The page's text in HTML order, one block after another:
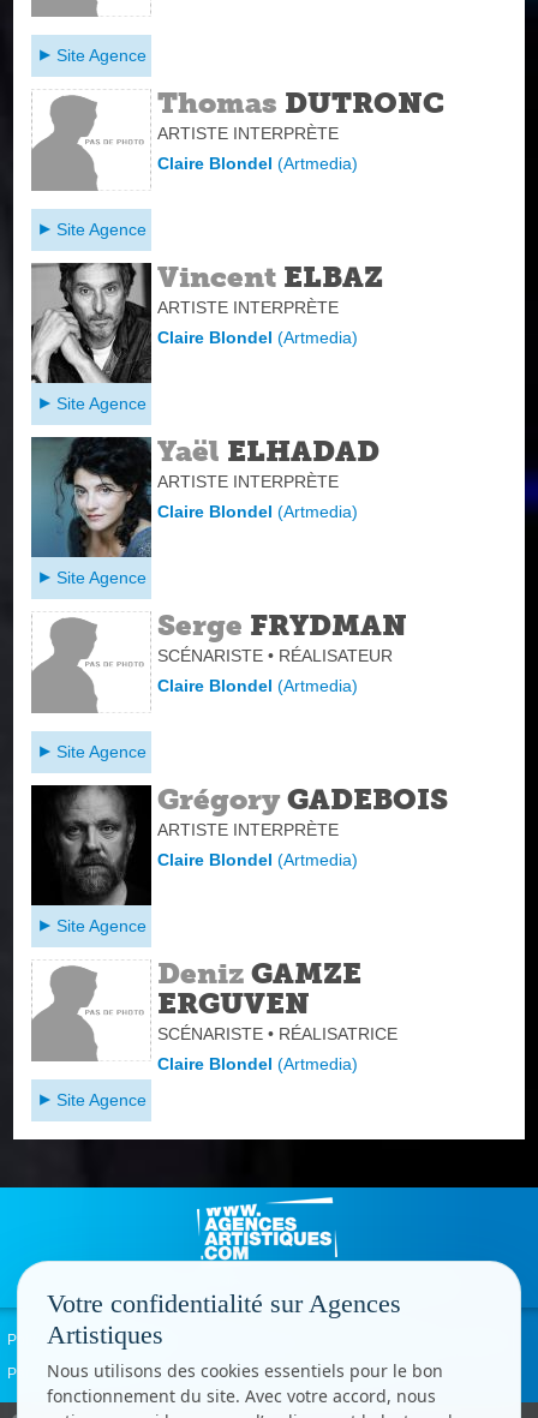
Site Agence
Thomas DUTRONC
ARTISTE INTERPRÈTE
Claire Blondel(Artmedia)
Site Agence
Vincent ELBAZ
ARTISTE INTERPRÈTE
Claire Blondel(Artmedia)
Site Agence
Yaël ELHADAD
ARTISTE INTERPRÈTE
Claire Blondel(Artmedia)
Site Agence
Serge FRYDMAN
SCÉNARISTE • RÉALISATEUR
Claire Blondel(Artmedia)
Site Agence
GrégoryGADEBOIS
ARTISTE INTERPRÈTE
Claire Blondel(Artmedia)
Site Agence
Deniz GAMZE
ERGUVEN
SCÉNARISTE • RÉALISATRICE
Claire Blondel(Artmedia)
Site Agence
Politique de confidentialité
Paramètres cookies
Votre confidentialité sur Agences
Artistiques
Nous utilisons des cookies essentiels pour le bon
fonctionnement du site. Avec votre accord, nous